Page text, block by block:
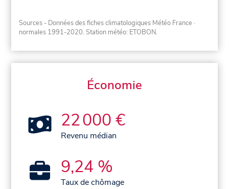
Sources - Données des fiches climatologiques Météo France ·
normales 1991-2020. Station météo: ETOBON.
Économie
22 000 €
Revenu médian
9,24 %
Taux de chômage